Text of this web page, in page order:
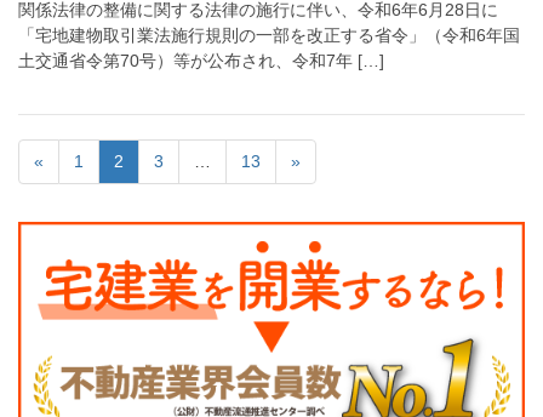
関係法律の整備に関する法律の施行に伴い、令和6年6月28日に
「宅地建物取引業法施行規則の一部を改正する省令」（令和6年国
土交通省令第70号）等が公布され、令和7年 […]
« 1 2 3 13 »